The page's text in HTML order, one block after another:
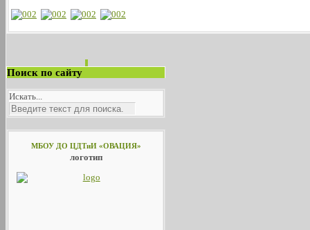
Поиск по сайту
Искать...
МБОУ ДО ЦДТиИ «ОВАЦИЯ»
логотип